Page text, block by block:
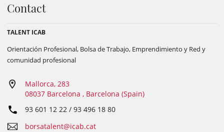
Contact
TALENT ICAB
Orientación Profesional, Bolsa de Trabajo, Emprendimiento y Red y
comunidad profesional
Mallorca, 283
08037 Barcelona , Barcelona (Spain)
93 601 12 22 / 93 496 18 80
borsatalent@icab.cat